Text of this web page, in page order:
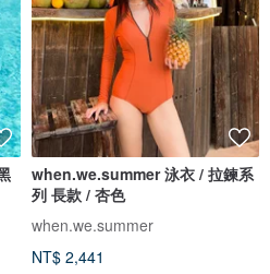
when.we.summer 泳衣 / 拉鍊系
列 長款 / 杏色
when.we.summer
NT$ 2,441